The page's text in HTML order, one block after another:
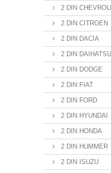
2 DIN
2 DIN CITROEN
2 DIN DACIA
2 DIN DAIHATSU
2 DIN DODGE
2 DIN FIAT
2 DIN FORD
2 DIN HYUNDAI
2 DIN HONDA
2 DIN HUMMER
2 DIN ISUZU